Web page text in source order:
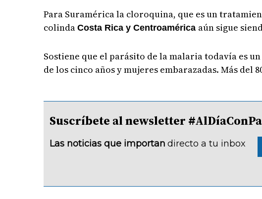
Para Suramérica la cloroquina, que es un
colindaCosta Rica y Centroamérica aún sigue
Sostiene que el parásito de la malaria todavía es
de los cinco años y mujeres embarazadas. Más del
Suscríbete al newsletter
Las noticias que importan directo a tu inbox